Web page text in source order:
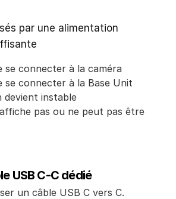
par une alimentation
se connecter à la caméra
se connecter à la Base Unit
devient instable
pas ou ne peut pas être
USB C-C dédié
un câble USB C vers C.